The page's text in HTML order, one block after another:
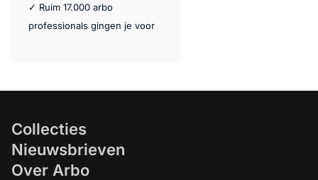
✓ Ruim 17.000 arbo
professionals gingen je voor
Collecties
Nieuwsbrieven
Over Arbo